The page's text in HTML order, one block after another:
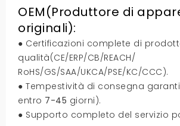
OEM(Produttore di
originali):
● Certificazioni complete di
qualità(CE/ERP/CB/REACH/
RoHS/GS/SAA/UKCA/PSE/KC/CCC).
● Tempestività di consegna
entro 7-45 giorni).
● Supporto completo del servizio